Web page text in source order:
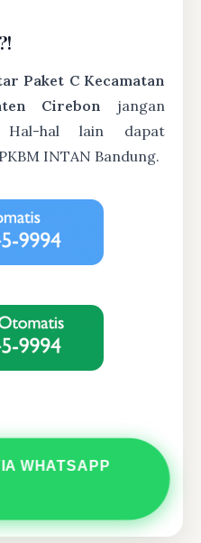
Paket C Kecamatan
Cirebon
jangan
Hal-hal lain dapat
INTAN Bandung.
WHATSAPP